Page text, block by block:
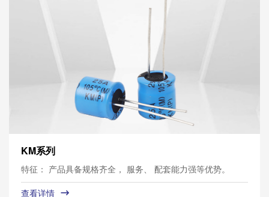
KM系列
特征： 产品具备规格齐全， 服务、 配套能力强等优势。
查看详情